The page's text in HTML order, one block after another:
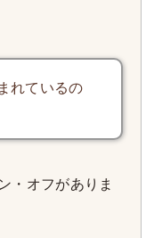
れているの
・オフがありま